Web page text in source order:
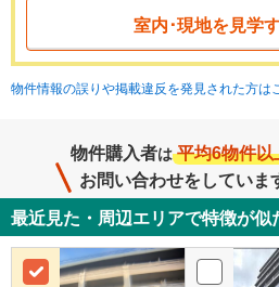
室内･現地を見学
物件情報の誤りや掲載違反を発見された方は
物件購入者は 平均6物件以
お問い合わせをしていま
最近見た・周辺エリアで特徴が似